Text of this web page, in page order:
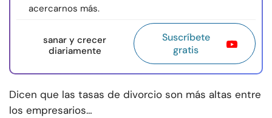
acercarnos más.
sanar y crecer
diariamente
Suscríbete
gratis
Dicen que las tasas de divorcio son más altas entre
los empresarios…